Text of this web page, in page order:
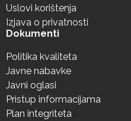
Uslovi korištenja
Izjava o privatnosti
Dokumenti
Politika kvaliteta
Javne nabavke
Javni oglasi
Pristup informacijama
Plan integriteta